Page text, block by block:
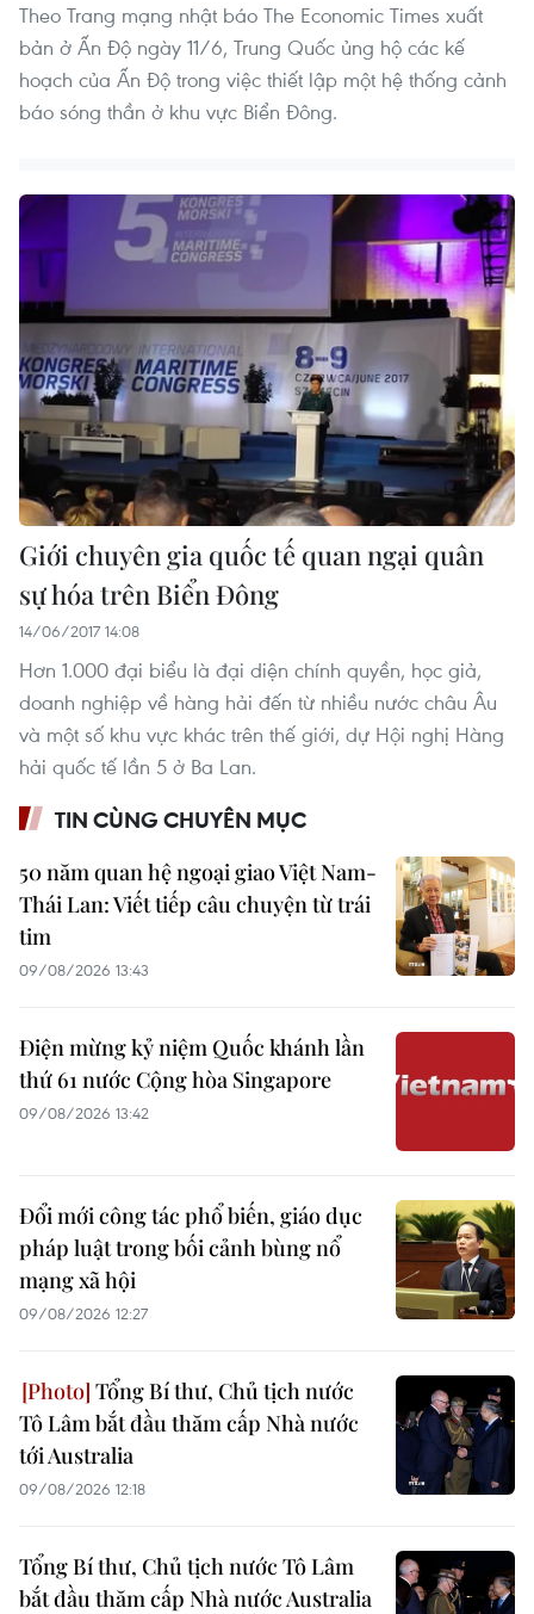
Theo Trang mạng nhật báo The Economic Times xuất
bản ở Ấn Độ ngày 11/6, Trung Quốc ủng hộ các kế
hoạch của Ấn Độ trong việc thiết lập một hệ thống cảnh
báo sóng thần ở khu vực Biển Đông.
Giới chuyên gia quốc tế quan ngại quân
sự hóa trên Biển Đông
14/06/2017 14:08
Hơn 1.000 đại biểu là đại diện chính quyền, học giả,
doanh nghiệp về hàng hải đến từ nhiều nước châu Âu
và một số khu vực khác trên thế giới, dự Hội nghị Hàng
hải quốc tế lần 5 ở Ba Lan.
TIN CÙNG CHUYÊN MỤC
50 năm quan hệ ngoại giao Việt Nam-
Thái Lan: Viết tiếp câu chuyện từ trái
tim
09/08/2026 13:43
Điện mừng kỷ niệm Quốc khánh lần
thứ 61 nước Cộng hòa Singapore
09/08/2026 13:42
Đổi mới công tác phổ biến, giáo dục
pháp luật trong bối cảnh bùng nổ
mạng xã hội
09/08/2026 12:27
Tổng Bí thư, Chủ tịch nước
Tô Lâm bắt đầu thăm cấp Nhà nước
tới Australia
09/08/2026 12:18
Tổng Bí thư, Chủ tịch nước Tô Lâm
bắt đầu thăm cấp Nhà nước Australia